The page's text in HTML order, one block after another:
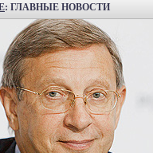
: ГЛАВНЫЕ НОВОСТИ